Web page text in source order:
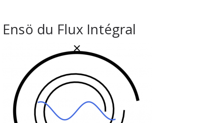
Ensö du Flux Intégral